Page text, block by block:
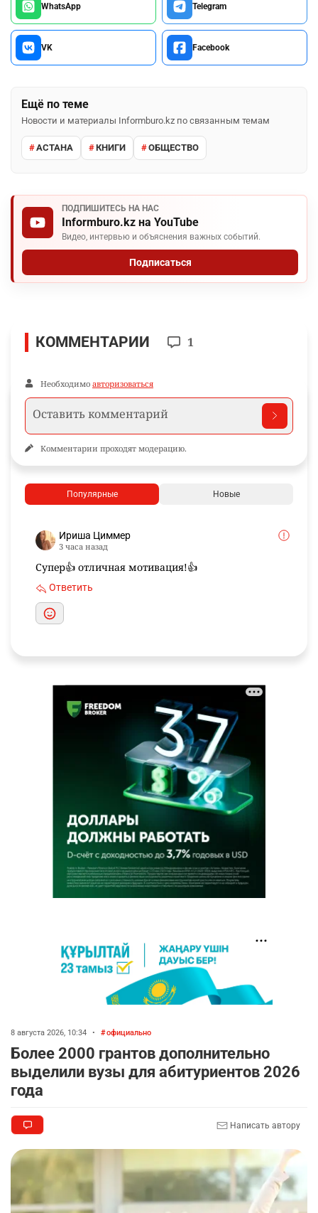
WhatsApp Telegram
VK Facebook
Ещё по теме
Новости и материалы Informburo.kz по связанным темам
АСТАНА КНИГИ ОБЩЕСТВО
ПОДПИШИТЕСЬ НА НАС
Informburo.kz на YouTube
Видео, интервью и объяснения важных событий.
Подписаться
КОММЕНТАРИИ 1
Необходимо авторизоваться
Комментарии проходят модерацию.
Популярные Новые
Ириша Циммер
3 часа назад
Супер👍 отличная мотивация!👍
Ответить
8 августа 2026, 10:34 • официально
Более 2000 грантов дополнительно
выделили вузы для абитуриентов 2026
года
Написать автору